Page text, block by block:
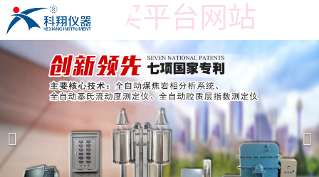
世界杯购买平台网站
世界杯购买平台网站
产品展示 ＞
焦炭高温性能检测系统
焦化行业检测及优化配煤设备
公司简介
世界杯购买平台网站